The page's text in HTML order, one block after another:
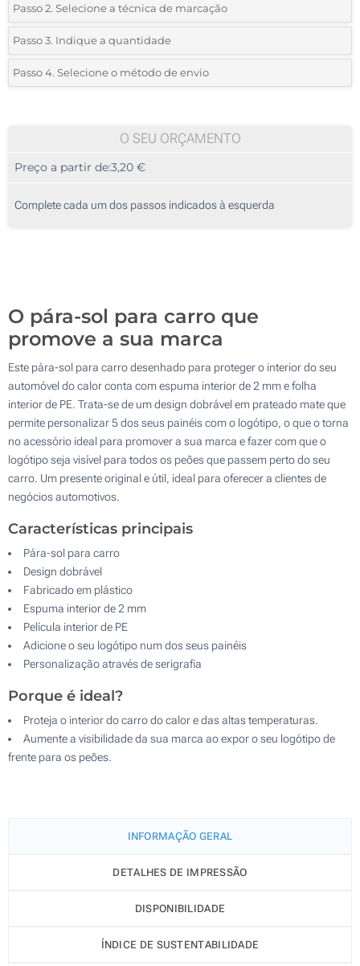
Passo 2. Selecione a técnica de marcação
*Selecione o tipo de marcação e as cores do logotipo:
1 Cor (Num lado)
Passo 3. Indique a quantidade
*Quantidade mínima:10
20
50
Passo 4. Selecione o método de envio
O SEU ORÇAMENTO
Preço a partir de:3,20 €
Complete cada um dos passos indicados à esquerda
O pára-sol para carro que
promove a sua marca
Este pára-sol para carro desenhado para proteger o interior do seu
automóvel do calor conta com espuma interior de 2 mm e folha
interior de PE. Trata-se de um design dobrável em prateado mate que
permite personalizar 5 dos seus painéis com o logótipo, o que o torna
no acessório ideal para promover a sua marca e fazer com que o
logótipo seja visível para todos os peões que passem perto do seu
carro. Um presente original e útil, ideal para oferecer a clientes de
negócios automotivos.
Características principais
Pára-sol para carro
Design dobrável
Fabricado em plástico
Espuma interior de 2 mm
Película interior de PE
Adicione o seu logótipo num dos seus painéis
Personalização através de serigrafia
Porque é ideal?
Proteja o interior do carro do calor e das altas temperaturas.
Aumente a visibilidade da sua marca ao expor o seu logótipo de
frente para os peões.
INFORMAÇÃO GERAL
DETALHES DE IMPRESSÃO
DISPONIBILIDADE
ÍNDICE DE SUSTENTABILIDADE